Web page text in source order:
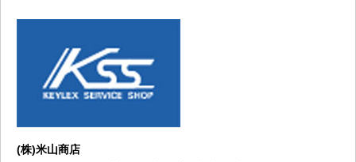
(株)米山商店